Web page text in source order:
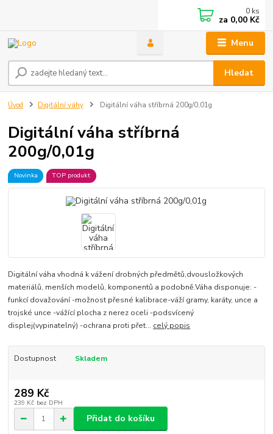
Menu
Hledat
0 ks
za 0,00 Kč
Úvod Digitální váhy Digitální váha stříbrná 200g/0,01g
Digitální váha stříbrná
200g/0,01g
Novinka TOP produkt
Digitální váha vhodná k vážení drobných předmětů,dvousložkových
materiálů, menších modelů, komponentů a podobně.Váha disponuje: -
funkcí dovažování -možnost přesné kalibrace-váží gramy, karáty, unce a
trojské unce -vážící plocha z nerez oceli -podsvícený
displej(vypinatelný) -ochrana proti přet... celý popis
Dostupnost Skladem
289 Kč
239 Kč bez DPH
Přidat do košíku